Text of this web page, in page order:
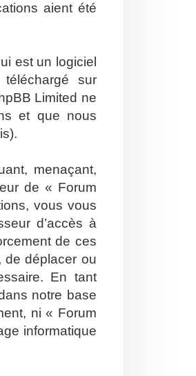
aient été
est un logiciel
sur
Limited ne
et que nous
menaçant,
de « Forum
vous vous
d’accès à
de ces
de déplacer ou
En tant
notre base
ni « Forum
informatique